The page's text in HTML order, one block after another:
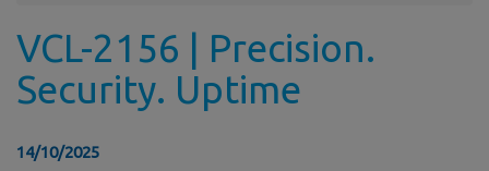
VCL-2156 | Precision.
Security. Uptime
14/10/2025